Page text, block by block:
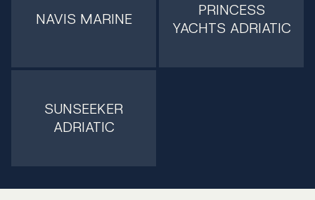
NAVIS MARINE
PRINCESS
YACHTS ADRIATIC
SUNSEEKER
ADRIATIC